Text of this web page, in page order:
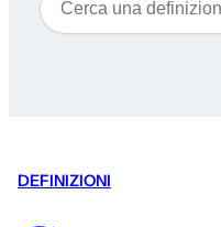
DEFINIZIONI